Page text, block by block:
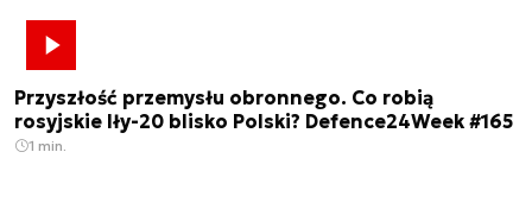
Przyszłość przemysłu obronnego. Co robią
rosyjskie Iły-20 blisko Polski? Defence24Week #165
1 min.